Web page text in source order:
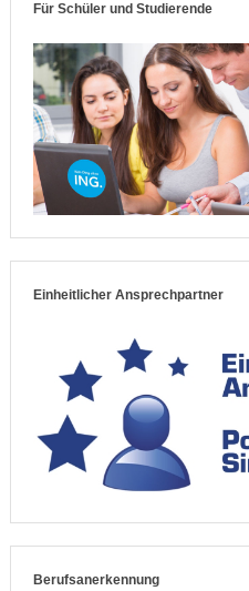
Für Schüler und Studierende
Einheitlicher Ansprechpartner
Berufsanerkennung